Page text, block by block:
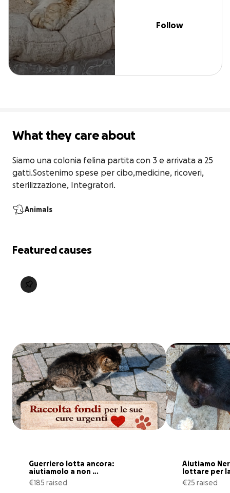
Follow
What they care about
Siamo una colonia felina partita con 3 e arrivata a 25
gatti.Sostenimo spese per cibo,medicine, ricoveri,
sterilizzazione, Integratori.
Animals
Featured causes
Guerriero lotta ancora:
aiutiamolo a non
arrendersi
€185 raised
Aiutiamo
lottare per
€25 raised